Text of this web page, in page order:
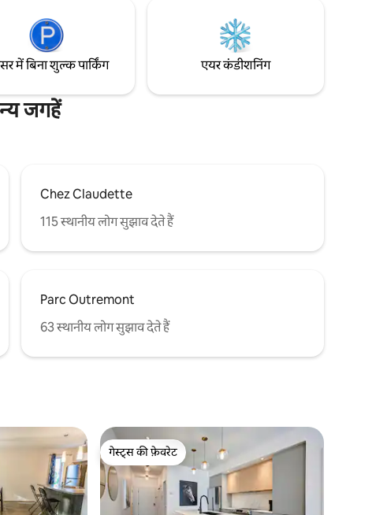
में बिना शुल्क पार्किंग एयर कंडीशनिंग
जगहें
Chez Claudette
115 स्थानीय लोग सुझाव देते हैं
Parc Outremont
63 स्थानीय लोग सुझाव देते हैं
गेस्ट्स की फ़ेवरेट
गेस्ट्स की फ़ेवरेट